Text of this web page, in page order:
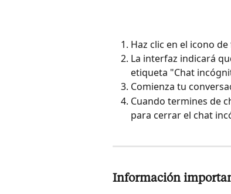
Haz clic en el icono
La interfaz indicará
etiqueta "Chat
Comienza tu
Cuando termines de
para cerrar el chat
Información